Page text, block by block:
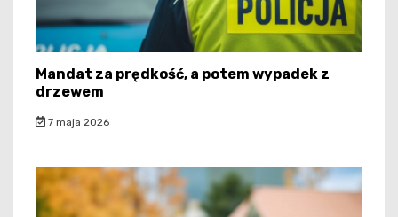
Mandat za prędkość, a potem wypadek z
drzewem
7 maja 2026